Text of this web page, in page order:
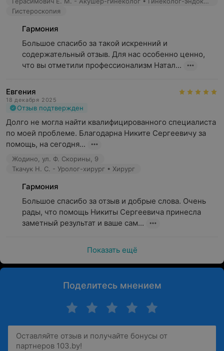
Направления медицинского центра «Гармония»:
Приемы врачей:
— гинеколога
— эндокринолога
— гастроэнтеролога
— кардиолога
— дерматолога
— онколога
— терапевта
УЗИ
Холтеровское (суточное) мониторирование
Денситометрия
Лазерная эпиляция
Оплатить услуги медицинского центра можно картами
рассрочек «Халва», «КартаFUN», «Красная карта» и
страхования медицинских расходов.
«Гармония» — медицинский центр для женщины и её
Обращаем ваше внимание, что обязательна
Гистероскопия
Гармония
Большое спасибо за такой искренний и
содержательный отзыв. Для нас особенно ценно,
что вы отметили профессионализм Натал...
Евгения
18 декабря 2025
Отзыв подтвержден
Долго не могла найти квалифицированного специалиста
по моей проблеме. Благодарна Никите Сергеевичу за
помощь, на сегодня...
Жодино, ул. Ф. Скорины, 9
Ткачук Н. С. - Уролог-хирург • Хирург
Гармония
Большое спасибо за отзыв и добрые слова. Очень
рады, что помощь Никиты Сергеевича принесла
заметный результат и ваше сам...
Показать ещё
Поделитесь мнением